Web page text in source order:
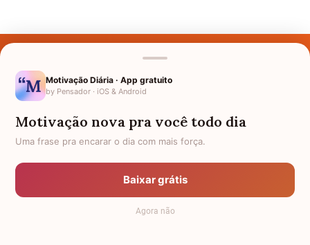
Nomes pelo Mundo
Política de Privacidade
Anuncie
Termos de Uso
Motivação Diária · App gratuito
by Pensador · iOS & Android
Motivação nova pra você todo dia
Uma frase pra encarar o dia com mais força.
Baixar grátis
Agora não